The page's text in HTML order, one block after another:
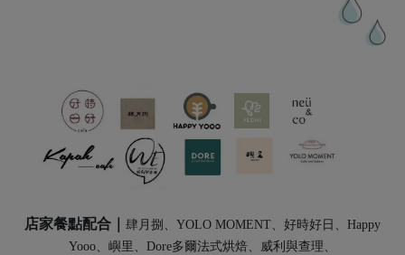
店家餐點配合｜ 肆月捌、YOLO MOMENT、好時好日、Happy
Yooo、嶼里、Dore多爾法式烘焙、威利與查理、